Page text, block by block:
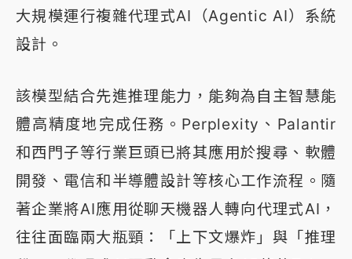
大規模運行複雜代理式AI（Agentic AI）系統
設計。
該模型結合先進推理能力，能夠為自主智慧能
體高精度地完成任務。Perplexity、Palantir
和西門子等行業巨頭已將其應用於搜尋、軟體
開發、電信和半導體設計等核心工作流程。隨
著企業將AI應用從聊天機器人轉向代理式AI，
往往面臨兩大瓶頸：「上下文爆炸」與「推理